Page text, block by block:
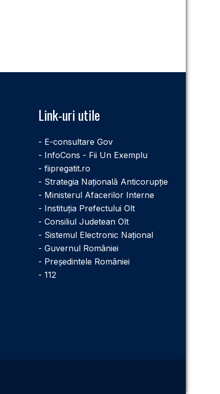
Link-uri utile
- E-consultare Gov
- InfoCons - Fii Un Exemplu
- fiipregatit.ro
- Strategia Națională Anticorupție
- Ministerul Afacerilor Interne
- Instituţia Prefectului Olt
- Consiliul Judetean Olt
- Sistemul Electronic Naţional
- Guvernul României
- Președintele României
- 112